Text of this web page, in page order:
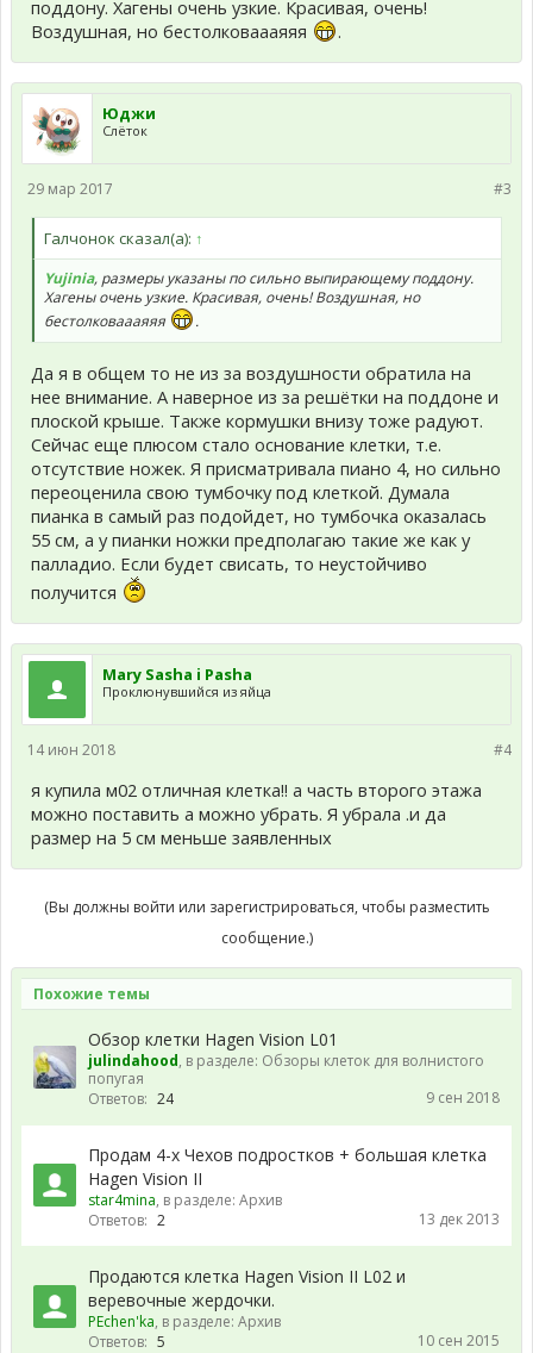
поддону. Хагены очень узкие. Красивая, очень!
Воздушная, но бестолковаааяяя
.
Юджи
Слёток
#3
29 мар 2017
Галчонок сказал(а): ↑
Yujinia, размеры указаны по сильно выпирающему поддону.
Хагены очень узкие. Красивая, очень! Воздушная, но
бестолковаааяяя
.
Да я в общем то не из за воздушности обратила на
нее внимание. А наверное из за решётки на поддоне и
плоской крыше. Также кормушки внизу тоже радуют.
Сейчас еще плюсом стало основание клетки, т.е.
отсутствие ножек. Я присматривала пиано 4, но сильно
переоценила свою тумбочку под клеткой. Думала
пианка в самый раз подойдет, но тумбочка оказалась
55 см, а у пианки ножки предполагаю такие же как у
палладио. Если будет свисать, то неустойчиво
получится
Mary Sasha i Pasha
Проклюнувшийся из яйца
#4
14 июн 2018
я купила м02 отличная клетка!! а часть второго этажа
можно поставить а можно убрать. Я убрала .и да
размер на 5 см меньше заявленных
(Вы должны войти или зарегистрироваться, чтобы разместить
сообщение.)
Похожие темы
Обзор клетки Hagen Vision L01
julindahood, в разделе: Обзоры клеток для волнистого
попугая
Ответов: 24 9 сен 2018
Продам 4-х Чехов подростков + большая клетка
Hagen Vision II
star4mina, в разделе: Архив
Ответов: 2 13 дек 2013
Продаются клетка Hagen Vision II L02 и
веревочные жердочки.
PEchen'ka, в разделе: Архив
Ответов: 5 10 сен 2015